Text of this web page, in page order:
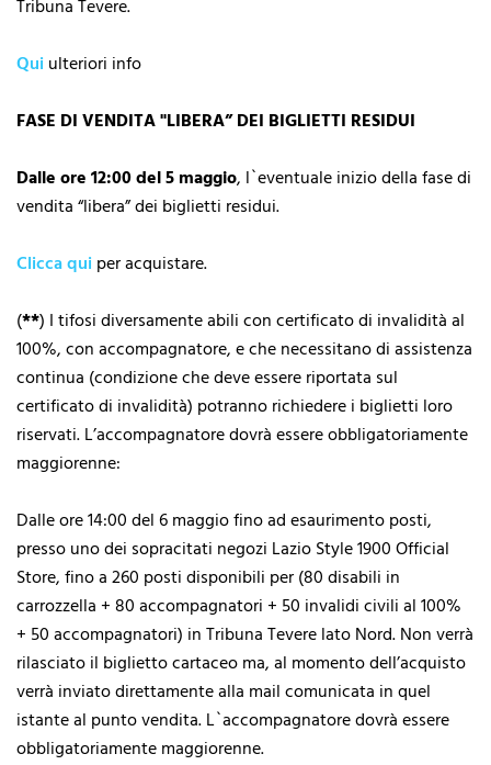
Tribuna Tevere.
Qui ulteriori info
FASE DI VENDITA "LIBERA” DEI BIGLIETTI RESIDUI
Dalle ore 12:00 del 5 maggio, l`eventuale inizio della fase di
vendita “libera” dei biglietti residui.
Clicca qui per acquistare.
(**) I tifosi diversamente abili con certificato di invalidità al
100%, con accompagnatore, e che necessitano di assistenza
continua (condizione che deve essere riportata sul
certificato di invalidità) potranno richiedere i biglietti loro
riservati. L’accompagnatore dovrà essere obbligatoriamente
maggiorenne:
Dalle ore 14:00 del 6 maggio fino ad esaurimento posti,
presso uno dei sopracitati negozi Lazio Style 1900 Official
Store, fino a 260 posti disponibili per (80 disabili in
carrozzella + 80 accompagnatori + 50 invalidi civili al 100%
+ 50 accompagnatori) in Tribuna Tevere lato Nord. Non verrà
rilasciato il biglietto cartaceo ma, al momento dell’acquisto
verrà inviato direttamente alla mail comunicata in quel
istante al punto vendita. L`accompagnatore dovrà essere
obbligatoriamente maggiorenne.